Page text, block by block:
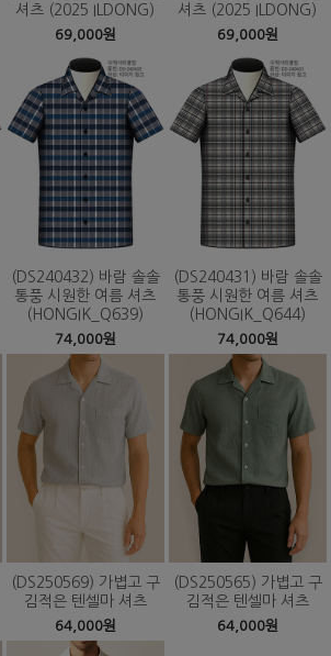
셔츠 (2025 ILDONG)
69,000원
셔츠 (2025 ILDONG)
69,000원
(DS240432) 바람 솔솔
통풍 시원한 여름 셔츠
(HONGIK_Q639)
74,000원
(DS240431) 바람 솔솔
통풍 시원한 여름 셔츠
(HONGIK_Q644)
74,000원
(DS250569) 가볍고 구
김적은 텐셀마 셔츠
64,000원
(DS250565) 가볍고 구
김적은 텐셀마 셔츠
64,000원